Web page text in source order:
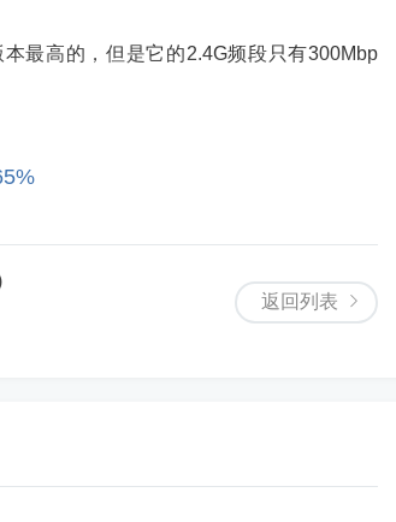
最高的，但是它的2.4G频段只有300Mbp
转接卡上另外有个接口，走USB通道。具
返回列表